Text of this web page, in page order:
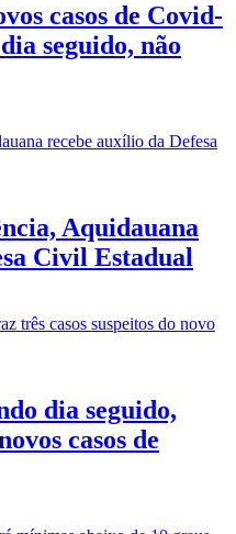
casos de Covid-
seguido, não
Aquidauana
Civil Estadual
dia seguido,
casos de